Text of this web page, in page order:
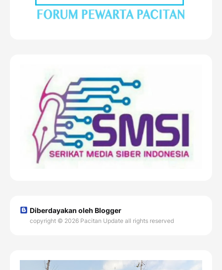
Diberdayakan oleh Blogger
copyright © 2026 Pacitan Update all rights reserved